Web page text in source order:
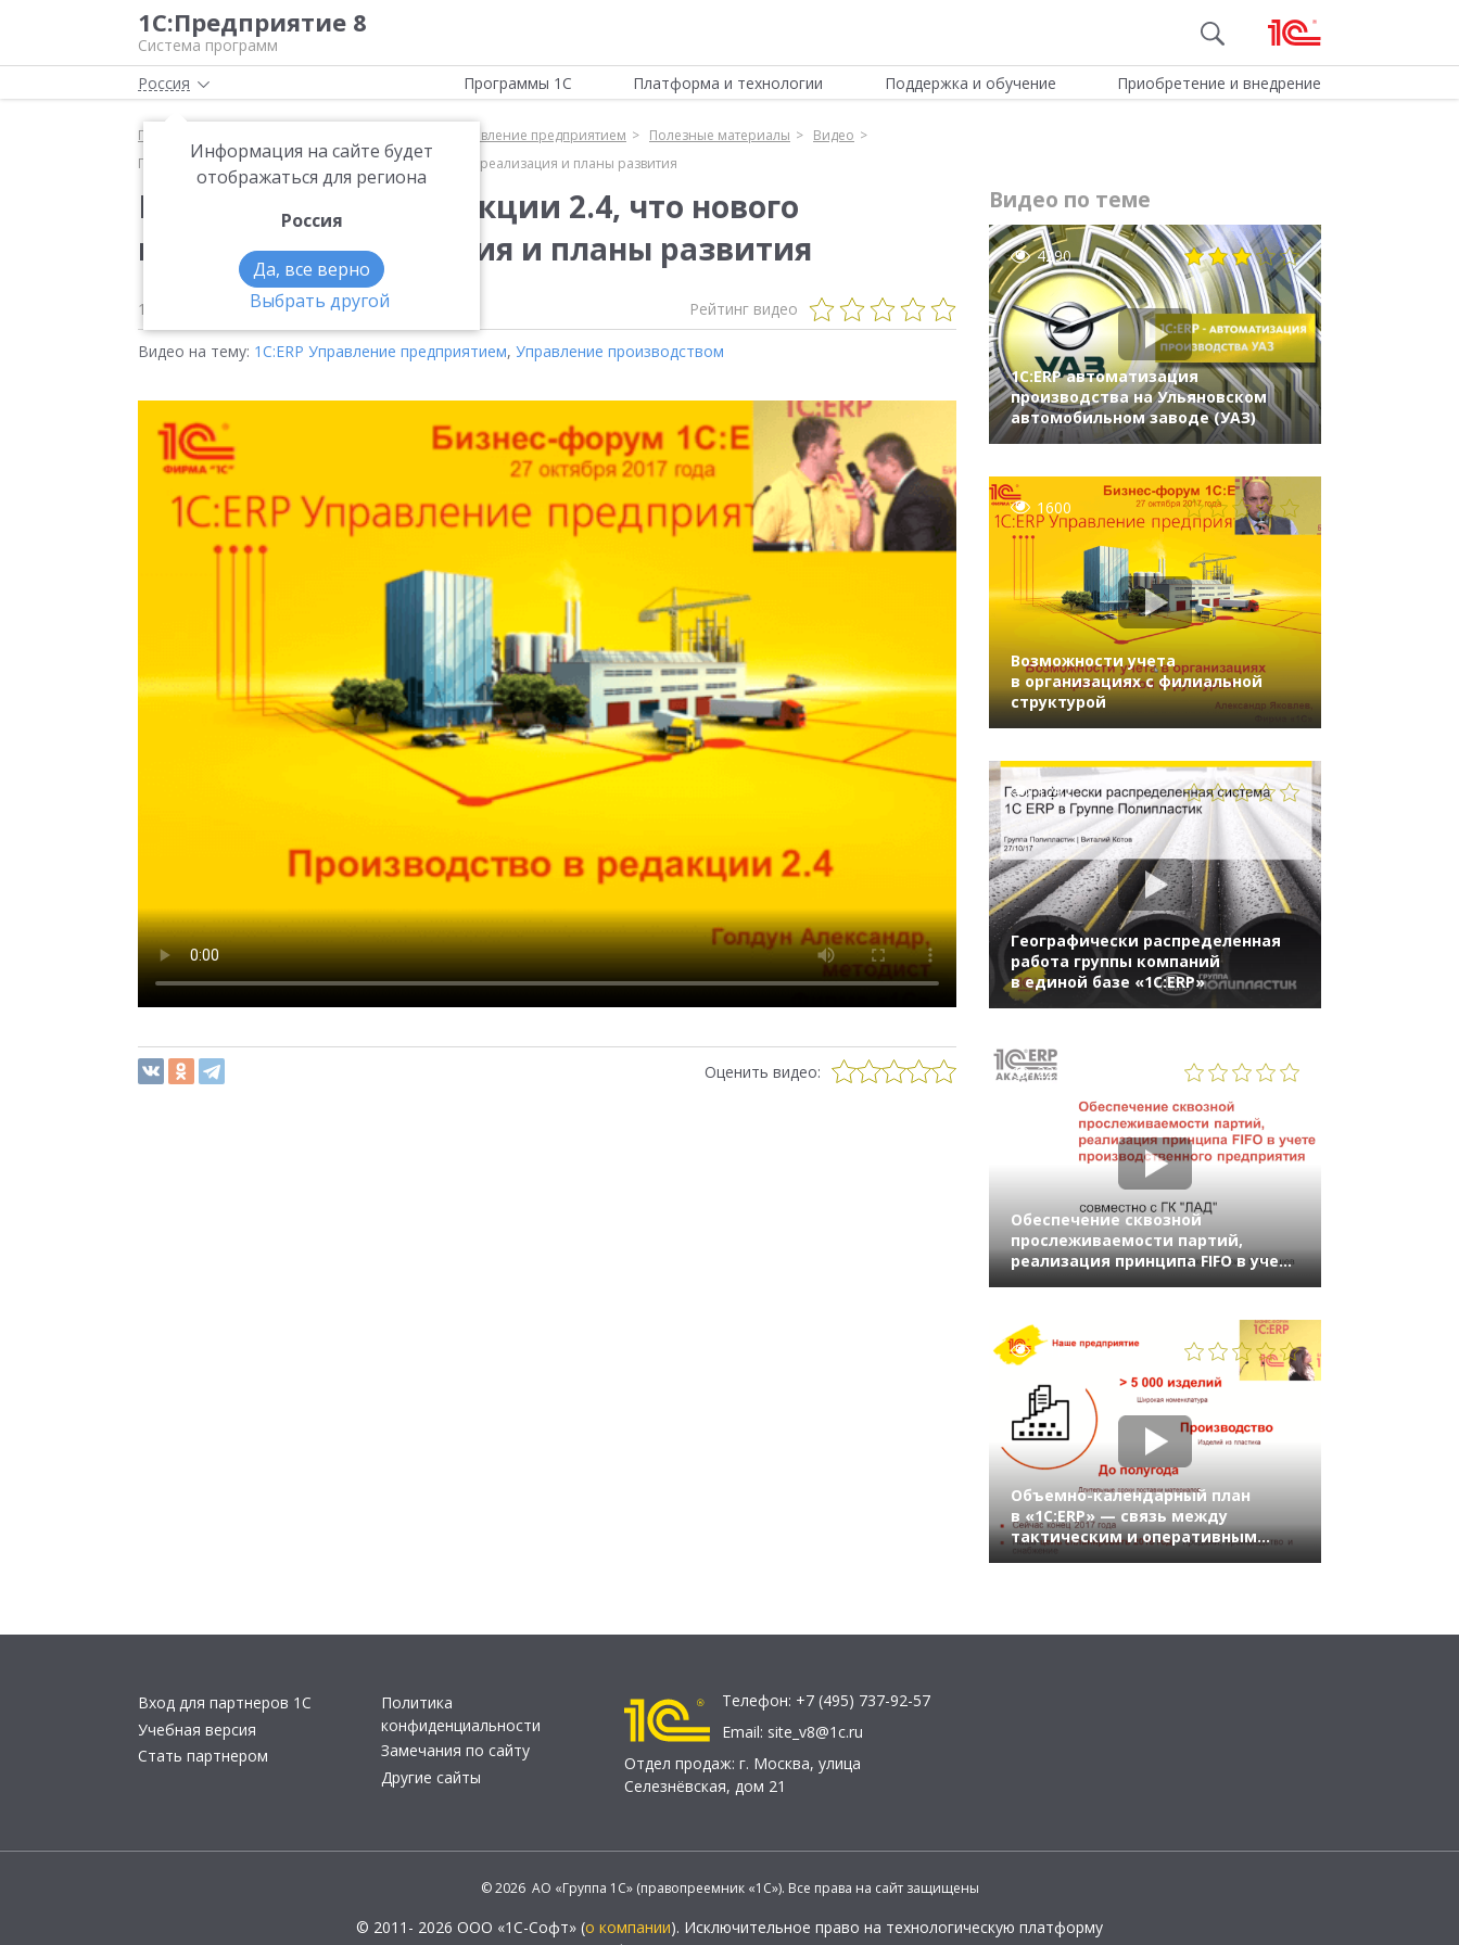
1С:Предприятие 8
Система программ
Россия
Информация на сайте будет
отображаться для региона
Россия
Да, все верно
Выбрать другой
Программы 1С Платформа и технологии Поддержка и обучение Приобретение и внедрение
Главная 1С:ERP Управление предприятием Полезные материалы
Видео
Производство в редакции 2.4, что нового в «1С:ERP», реализация и планы развития
Производство в редакции 2.4, что нового
в «1С:ERP», реализация и планы развития
17 июня 2019 1154 Рейтинг видео
Видео на тему: 1С:ERP Управление предприятием, Управление производством
Оценить видео:
Видео по теме
4290
1С:ERP автоматизация
производства на Ульяновском
автомобильном заводе (УАЗ)
1600
Возможности учета
в организациях с филиальной
структурой
1297
Географически распределенная
работа группы компаний
в единой базе «1С:ERP»
2239
Обеспечение сквозной
прослеживаемости партий,
реализация принципа FIFO в учете
3415
Объемно-календарный план
в «1С:ERP» — связь между
тактическим и оперативным
Вход для партнеров 1С
Учебная версия
Стать партнером
Политика
конфиденциальности
Замечания по сайту
Другие сайты
Телефон: +7 (495) 737-92-57
Email: site_v8@1c.ru
Отдел продаж: г. Москва, улица
Селезнёвская, дом 21
© 2026 АО «Группа 1С» (правопреемник «1С»). Все права на сайт защищены
© 2011- 2026 ООО «1С-Софт» (о компании). Исключительное право на технологическую платформу